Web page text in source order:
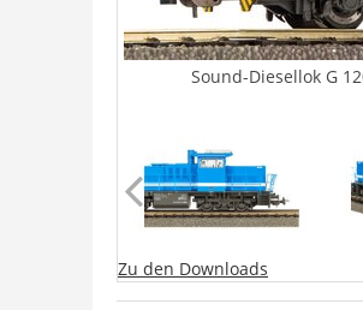
Sound-Diesellok G
Zu den Downloads